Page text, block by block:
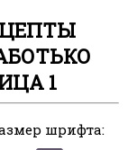
1
шрифта: